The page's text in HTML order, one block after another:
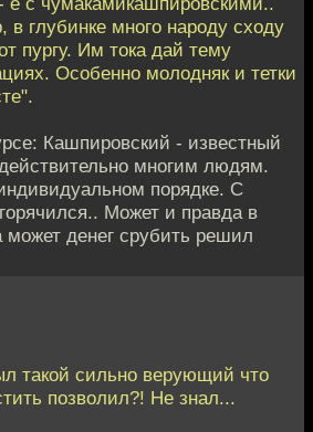
глубинке много народу сходу
пургу. Им тока дай тему
Особенно молодняк и тетки
Кашпировский - известный
многим людям.
порядке. С
Может и правда в
денег срубить решил
такой сильно верующий что
позволил?! Не знал...